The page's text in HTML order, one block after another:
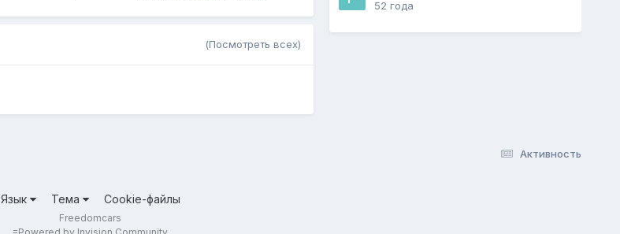
(Посмотреть всех)
52 года
Активность
Язык Тема Cookie-файлы
Freedomcars